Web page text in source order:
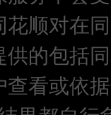
顺对在
的包括
看或依